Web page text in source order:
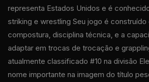
representa Estados Unidos e é
striking e wrestling Seu jogo é construído
compostura, disciplina técnica, e a
adaptar em trocas de trocação e
atualmente classificado #10 na divisão
nome importante na imagem do título